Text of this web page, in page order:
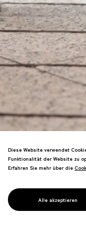
SOZIALE
HARMONIE
Diese Website verwendet
Funktionalität der Website zu
Erfahren Sie mehr über die
Alle akzeptieren